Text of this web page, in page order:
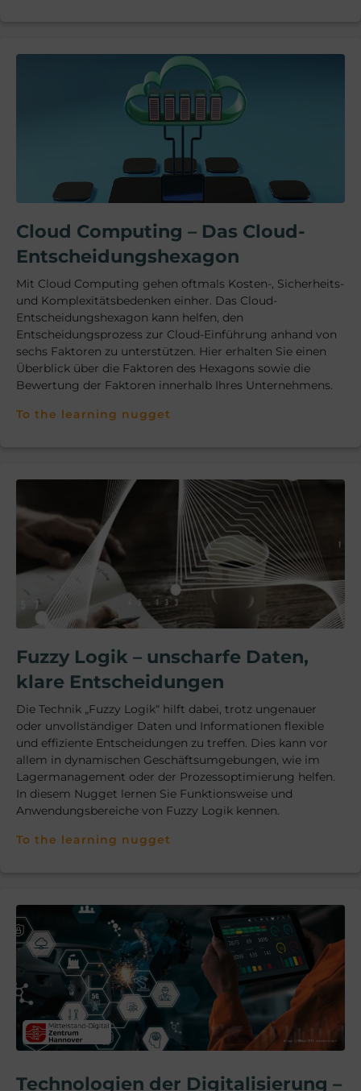
Cloud Computing – Das Cloud-
Entscheidungshexagon
Mit Cloud Computing gehen oftmals Kosten-, Sicherheits-
und Komplexitätsbedenken einher. Das Cloud-
Entscheidungshexagon kann helfen, den
Entscheidungsprozess zur Cloud-Einführung anhand von
sechs Faktoren zu unterstützen. Hier erhalten Sie einen
Überblick über die Faktoren des Hexagons sowie die
Bewertung der Faktoren innerhalb Ihres Unternehmens.
To the learning nugget
Fuzzy Logik – unscharfe Daten,
klare Entscheidungen
Die Technik „Fuzzy Logik“ hilft dabei, trotz ungenauer
oder unvollständiger Daten und Informationen flexible
und effiziente Entscheidungen zu treffen. Dies kann vor
allem in dynamischen Geschäftsumgebungen, wie im
Lagermanagement oder der Prozessoptimierung helfen.
In diesem Nugget lernen Sie Funktionsweise und
Anwendungsbereiche von Fuzzy Logik kennen.
To the learning nugget
Technologien der Digitalisierung –